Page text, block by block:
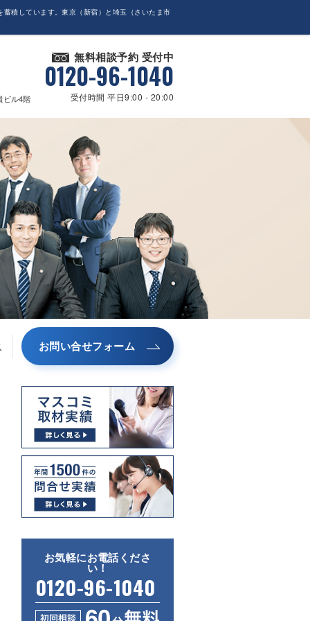
積しています。東京（新宿）と埼玉（さいたま市
ビル4階
無料相談予約 受付中
0120-96-1040
受付時間 平日9:00 - 20:00
お問い合せフォーム
お気軽にお電話くださ
い！
0120-96-1040